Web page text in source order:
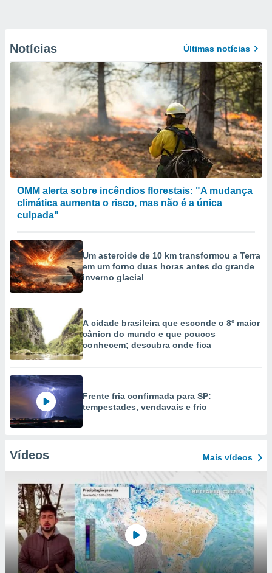
Notícias Últimas notícias
OMM alerta sobre incêndios florestais: "A mudança
climática aumenta o risco, mas não é a única
culpada"
Um asteroide de 10 km transformou a Terra
em um forno duas horas antes do grande
inverno glacial
A cidade brasileira que esconde o 8º maior
cânion do mundo e que poucos
conhecem; descubra onde fica
Frente fria confirmada para SP:
tempestades, vendavais e frio
Vídeos Mais vídeos